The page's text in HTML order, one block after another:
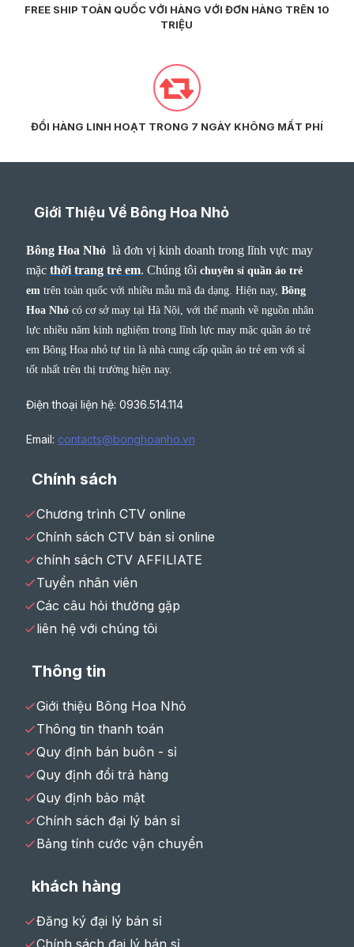
FREE SHIP TOÀN QUỐC VỚI HÀNG VỚI ĐƠN HÀNG TRÊN 10
TRIỆU
ĐỔI HÀNG LINH HOẠT TRONG 7 NGÀY KHÔNG MẤT PHÍ
Giới Thiệu Về Bông Hoa Nhỏ
Bông Hoa Nhỏ là đơn vị kinh doanh trong lĩnh vực may
mặc thời trang trẻ em. Chúng tôi chuyên sỉ quần áo trẻ
em trên toàn quốc với nhiều mẫu mã đa dạng. Hiện nay, Bông
Hoa Nhỏcó cơ sở may tại Hà Nội, với thế mạnh về nguồn nhân
lực nhiều năm kinh nghiệm trong lĩnh lực may mặc quần áo trẻ
em Bông Hoa nhỏ tự tin là nhà cung cấp quần áo trẻ em với sỉ
tốt nhất trên thị trường hiện nay.
Điện thoại liện hệ: 0936.514.114
Email: contacts@bonghoanho.vn
Chính sách
Chương trình CTV online
Chính sách CTV bán sỉ online
chính sách CTV AFFILIATE
Tuyển nhân viên
Các câu hỏi thường gặp
liên hệ với chúng tôi
Thông tin
Giới thiệu Bông Hoa Nhỏ
Thông tin thanh toán
Quy định bán buôn - sỉ
Quy định đổi trả hàng
Quy định bảo mật
Chính sách đại lý bán sỉ
Bảng tính cước vận chuyển
khách hàng
Đăng ký đại lý bán sỉ
Chính sách đại lý bán sỉ